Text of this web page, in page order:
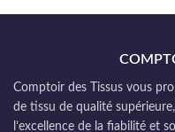
Comptoir des Tissus vous
de tissu de qualité
l’excellence de la fiabilité et